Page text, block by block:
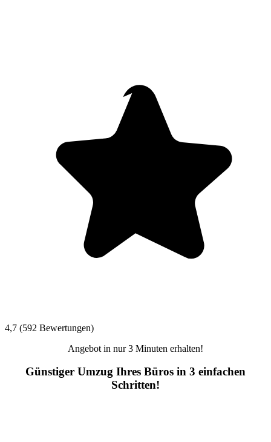
4,7 (592 Bewertungen)
Angebot in nur 3 Minuten erhalten!
Günstiger Umzug Ihres Büros in 3 einfachen
Schritten!